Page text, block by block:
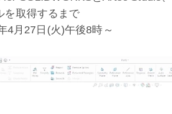
を取得するまで
4月27日(火)午後8時～